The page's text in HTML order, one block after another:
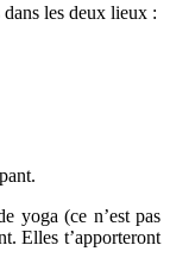
les deux lieux :
yoga (ce n’est pas
Elles t’apporteront